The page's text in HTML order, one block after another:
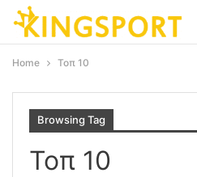
Home Τοπ 10
Browsing Tag
Τοπ 10